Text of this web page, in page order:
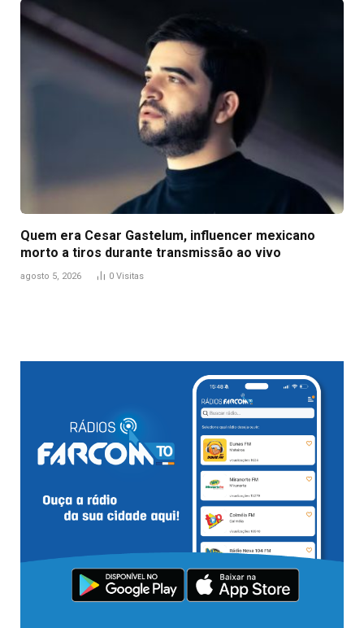
Quem era Cesar Gastelum, influencer mexicano
morto a tiros durante transmissão ao vivo
agosto 5, 2026 0 Visitas